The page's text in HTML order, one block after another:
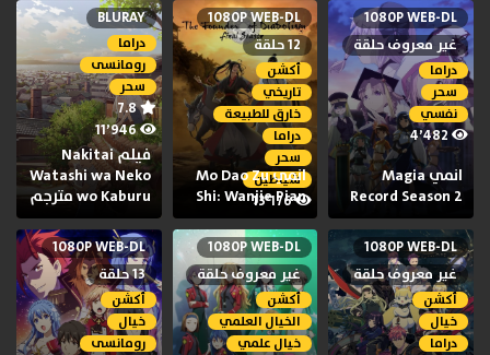
1080P WEB-DL
غير معروف حلقة
دراما
سحر
نفسي
انمي Magia
Record Season 2
1080P WEB-DL
12 حلقة
أكشن
تاريخي
خارق للطبيعة
دراما
سحر
شياطين
13٬176
انمي Mo Dao Zu
Shi: Wanjie Pian
BLURAY
دراما
رومانسى
سحر
7.8
11٬946
فيلم Nakitai
Watashi wa Neko
wo Kaburu مترجم
1080P WEB-DL
غير معروف حلقة
أكشن
خيال
دراما
1080P WEB-DL
غير معروف حلقة
أكشن
الخيال العلمي
خيال علمي
1080P WEB-DL
13 حلقة
أكشن
خيال
رومانسى